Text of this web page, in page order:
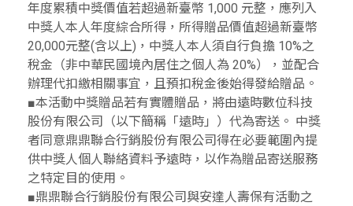
年度累積中獎價值若超過新臺幣 1,000 元整，應列入
中獎人本人年度綜合所得，所得贈品價值超過新臺幣
20,000元整(含以上)，中獎人本人須自行負擔 10%之
稅金（非中華民國境內居住之個人為 20%），並配合
辦理代扣繳相關事宜，且預扣稅金後始得發給贈品。
■本活動中獎贈品若有實體贈品，將由遠時數位科技
股份有限公司（以下簡稱「遠時」）代為寄送。 中獎
者同意鼎鼎聯合行銷股份有限公司得在必要範圍內提
供中獎人個人聯絡資料予遠時，以作為贈品寄送服務
之特定目的使用。
■鼎鼎聯合行銷股份有限公司與安達人壽保有活動之